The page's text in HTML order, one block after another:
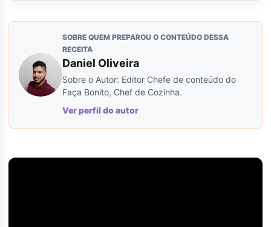
SOBRE QUEM PREPAROU O CONTEÚDO DESSA
RECEITA
Daniel Oliveira
Sobre o Autor: Editor Chefe de conteúdo do
Faça Bonito, Chef de Cozinha.
Ver perfil do autor